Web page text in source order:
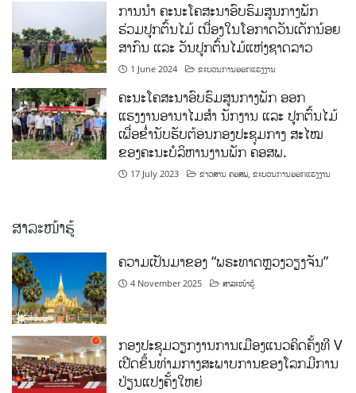
ການນໍາ ຄະນະໂຄສະນາອົບຮົມສູນກາງພັກ
ຮ່ວມປູກຕົ້ນໄມ້ ເນື່ອງໃນໂອກາດວັນເດັກນ້ອຍ
ສາກົນ ແລະ ວັນປູກຕົ້ນໄມ້ແຫ່ງຊາດລາວ
1 June 2024 ຂະບວນການອອກແຮງງານ
ຄະນະໂຄສະນາອົບຮົມສູນກາງພັກ ອອກ
ແຮງງານອານາໄມສໍາ ນັກງານ ແລະ ປູກຕົ້ນໄມ້
ເພື່ອຂໍ່ານັບຮັບຕ້ອນກອງປະຊຸມກາງ ສະໄໝ
ຂອງຄະນະບໍລິຫານງານພັກ ຄອສພ.
17 July 2023 ຂ່າວສານ ຄອສພ,ຂະບວນການອອກແຮງງານ
ສາລະໜ້າຮູ້
ຄວາມເປັນມາຂອງ “ພຣະທາດຫຼວງວຽງຈັນ”
4 November 2025 ສາລະໜ້າຮູ້
ກອງປະຊຸມວຽກງານການເມືອງແນວຄິດຄັ້ງທີ V
ເປີດຂຶ້ນທ່າມກາງສະພາບການຂອງໂລກມີການ
ປ່ຽນແປງຄັ້ງໃຫຍ່